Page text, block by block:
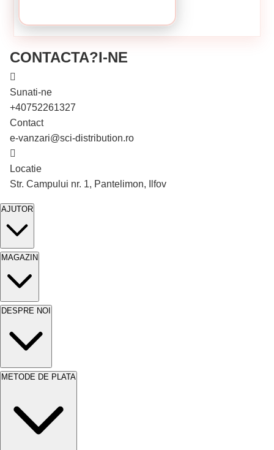
Stoc epuizat
CONTACTA?I-NE
Sunati-ne
+40752261327
Contact
e-vanzari@sci-distribution.ro
Locatie
Str. Campului nr. 1, Pantelimon, Ilfov
AJUTOR
MAGAZIN
DESPRE NOI
METODE DE PLATA